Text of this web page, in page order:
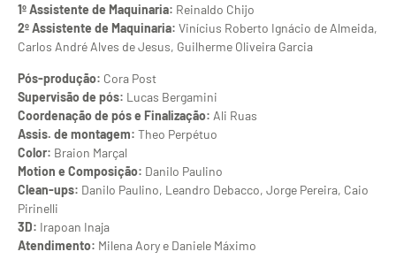
1º Assistente de Maquinaria: Reinaldo Chijo
2º Assistente de Maquinaria: Vinícius Roberto Ignácio de Almeida,
Carlos André Alves de Jesus, Guilherme Oliveira Garcia
Pós-produção: Cora Post
Supervisão de pós: Lucas Bergamini
Coordenação de pós e Finalização: Ali Ruas
Assis. de montagem: Theo Perpétuo
Color: Braion Marçal
Motion e Composição: Danilo Paulino
Clean-ups: Danilo Paulino, Leandro Debacco, Jorge Pereira, Caio
Pirinelli
3D: Irapoan Inaja
Atendimento: Milena Aory e Daniele Máximo